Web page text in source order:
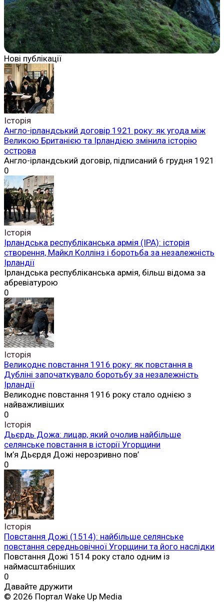
Нові публікації
Історія
Англо-ірландський договір 1921 року: як угода між
Великою Британією та Ірландією змінила історію
острова
Англо-ірландський договір, підписаний 6 грудня 1921
0
Історія
Ірландська республіканська армія (ІРА): історія
створення, Майкл Коллінз і боротьба за незалежність
Ірландії
Ірландська республіканська армія, більш відома за
абревіатурою
0
Історія
Великоднє повстання 1916 року: як повстання в
Дубліні започаткувало боротьбу за незалежність
Ірландії
Великоднє повстання 1916 року стало однією з
найважливіших
0
Історія
Дьєрдь Дожа: лицар, який очолив найбільше
селянське повстання в історії Угорщини
Ім’я Дьєрдя Дожі нерозривно пов’
0
Історія
Повстання Дожі (1514): найбільше селянське
повстання середньовічної Угорщини та його наслідки
Повстання Дожі 1514 року стало одним із
наймасштабніших
0
Давайте дружити
© 2026 Портал Wake Up Media